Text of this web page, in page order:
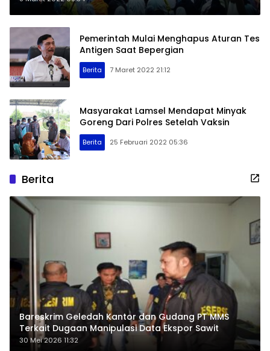
Pemerintah Mulai Menghapus Aturan Tes
Antigen Saat Bepergian
Berita 7 Maret 2022 21:12
Masyarakat Lamsel Mendapat Minyak
Goreng Dari Polres Setelah Vaksin
Berita 25 Februari 2022 05:36
Berita
Bareskrim Geledah Kantor dan Gudang PT MMS
Terkait Dugaan Manipulasi Data Ekspor Sawit
30 Mei 2026 11:32